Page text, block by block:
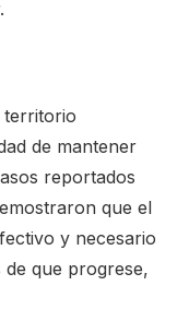
territorio
de mantener
reportados
que el
y necesario
que progrese,